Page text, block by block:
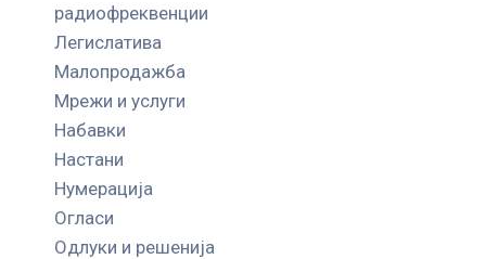
радиофреквенции
Легислатива
Малопродажба
Мрежи и услуги
Набавки
Настани
Нумерација
Огласи
Одлуки и решенија